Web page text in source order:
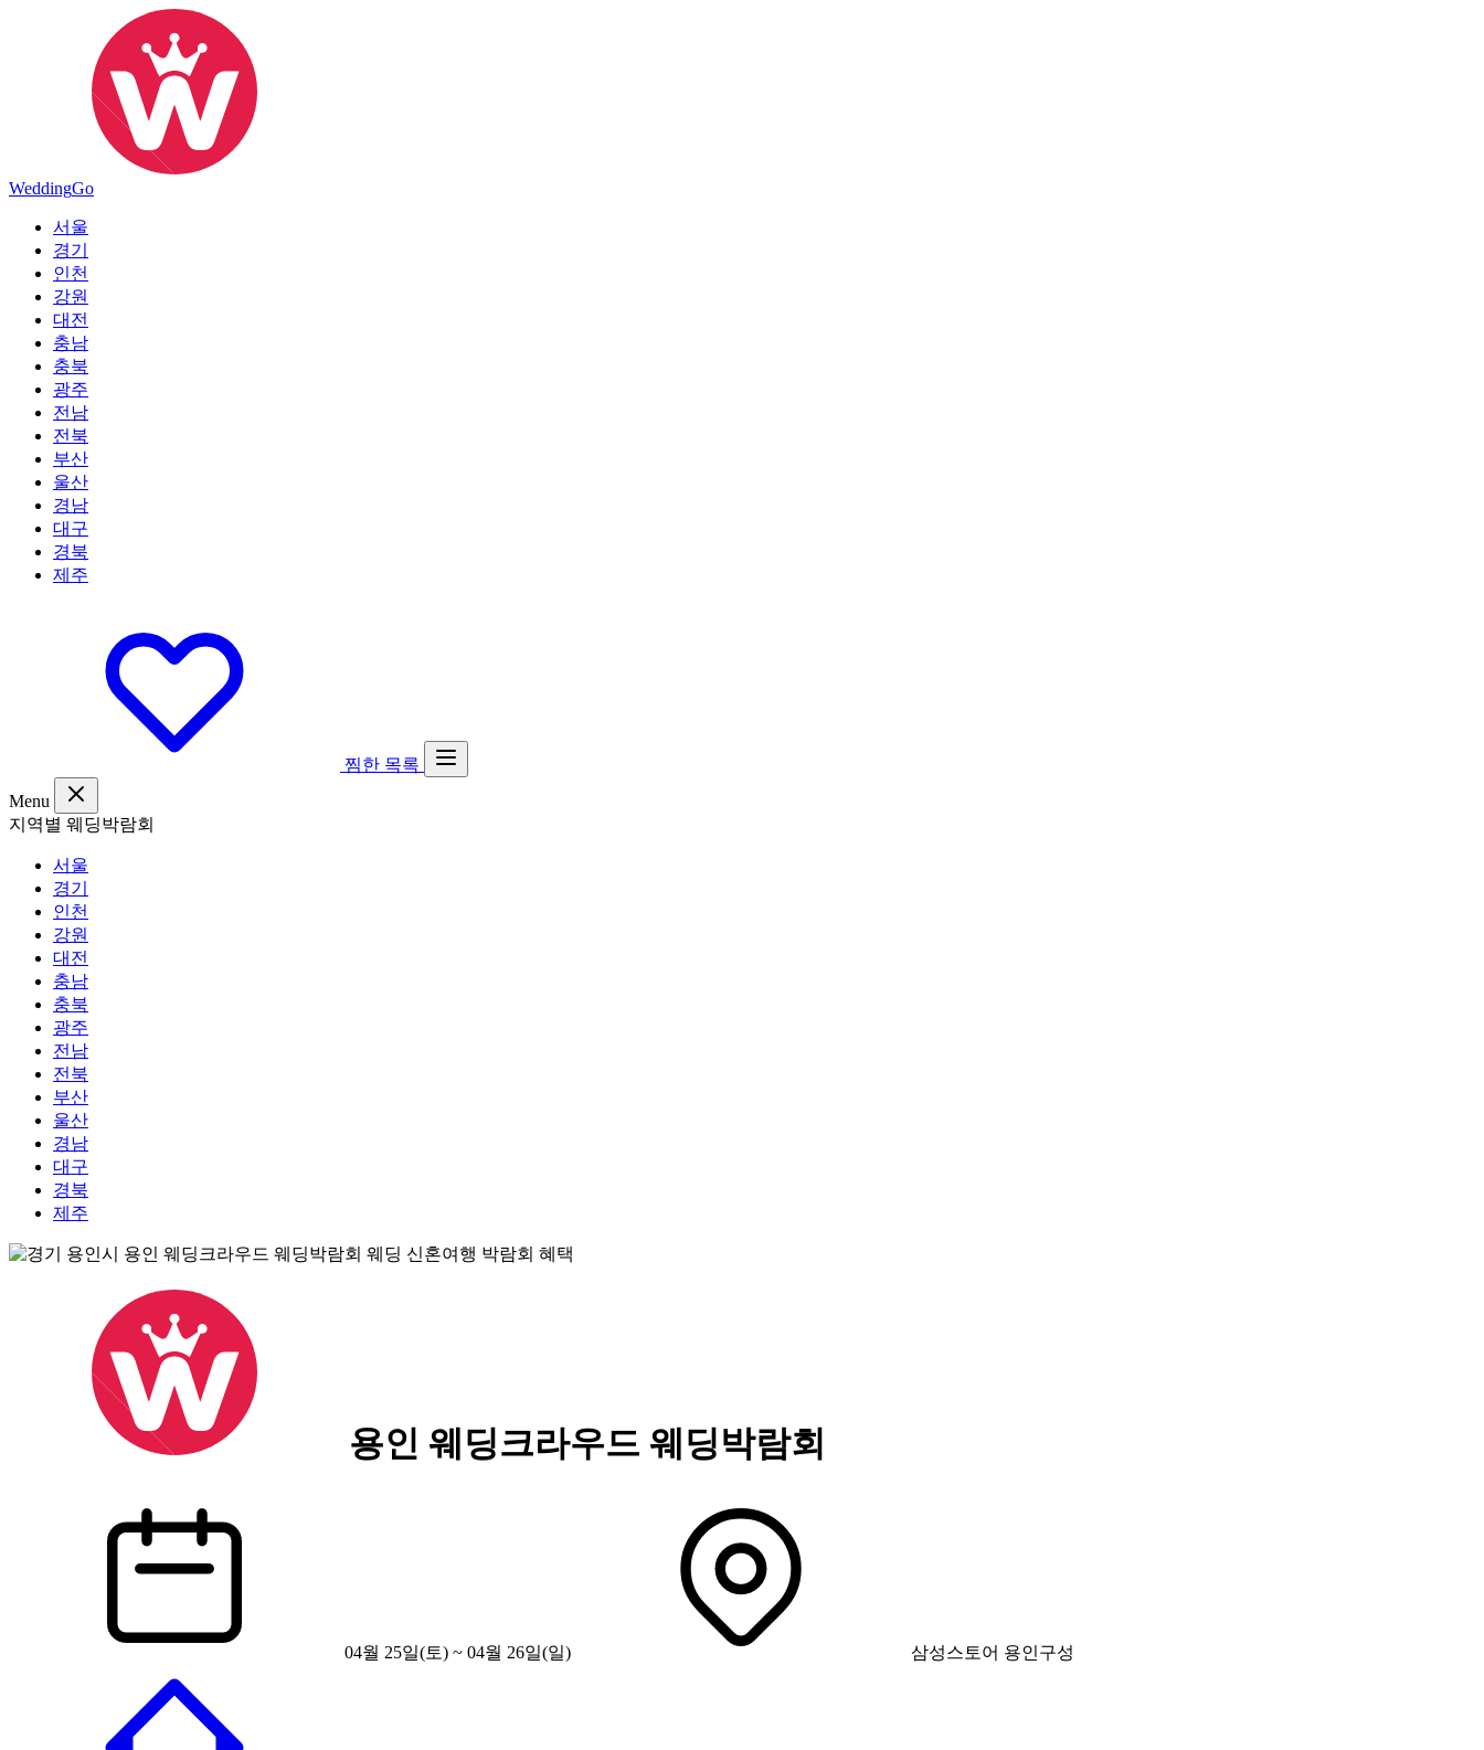
WeddingGo
서울
경기
인천
강원
대전
충남
충북
광주
전남
전북
부산
울산
경남
대구
경북
제주
찜한 목록
Menu
지역별 웨딩박람회
서울
경기
인천
강원
대전
충남
충북
광주
전남
전북
부산
울산
경남
대구
경북
제주
용인 웨딩크라우드 웨딩박람회
04월 25일(토) ~ 04월 26일(일) 삼성스토어 용인구성